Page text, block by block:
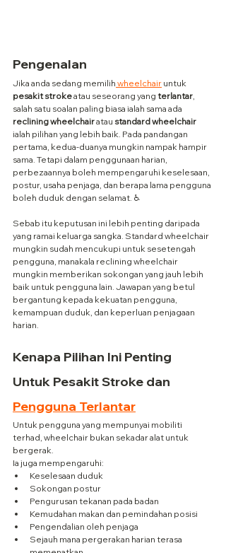
Pengenalan
Jika anda sedang memilih wheelchair untuk
pesakit stroke atau seseorang yang terlantar,
salah satu soalan paling biasa ialah sama ada
reclining wheelchair atau standard wheelchair
ialah pilihan yang lebih baik. Pada pandangan
pertama, kedua-duanya mungkin nampak hampir
sama. Tetapi dalam penggunaan harian,
perbezaannya boleh mempengaruhi keselesaan,
postur, usaha penjaga, dan berapa lama pengguna
boleh duduk dengan selamat. ♿
Sebab itu keputusan ini lebih penting daripada
yang ramai keluarga sangka. Standard wheelchair
mungkin sudah mencukupi untuk sesetengah
pengguna, manakala reclining wheelchair
mungkin memberikan sokongan yang jauh lebih
baik untuk pengguna lain. Jawapan yang betul
bergantung kepada kekuatan pengguna,
kemampuan duduk, dan keperluan penjagaan
harian.
Kenapa Pilihan Ini Penting
Untuk Pesakit Stroke dan
Pengguna Terlantar
Untuk pengguna yang mempunyai mobiliti
terhad, wheelchair bukan sekadar alat untuk
bergerak.
Ia juga mempengaruhi:
Keselesaan duduk
Sokongan postur
Pengurusan tekanan pada badan
Kemudahan makan dan pemindahan posisi
Pengendalian oleh penjaga
Sejauh mana pergerakan harian terasa